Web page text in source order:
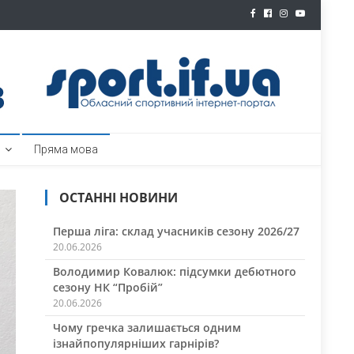
Пряма мова
ОСТАННІ НОВИНИ
Перша ліга: склад учасників сезону 2026/27
20.06.2026
Володимир Ковалюк: підсумки дебютного
сезону НК “Пробій”
20.06.2026
Чому гречка залишається одним
ізнайпопулярніших гарнірів?